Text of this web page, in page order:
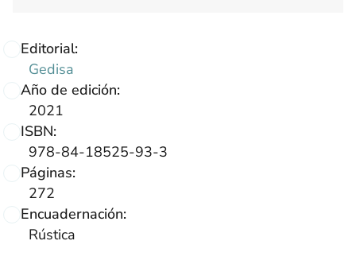
Editorial:
Gedisa
Año de edición:
2021
ISBN:
978-84-18525-93-3
Páginas:
272
Encuadernación:
Rústica